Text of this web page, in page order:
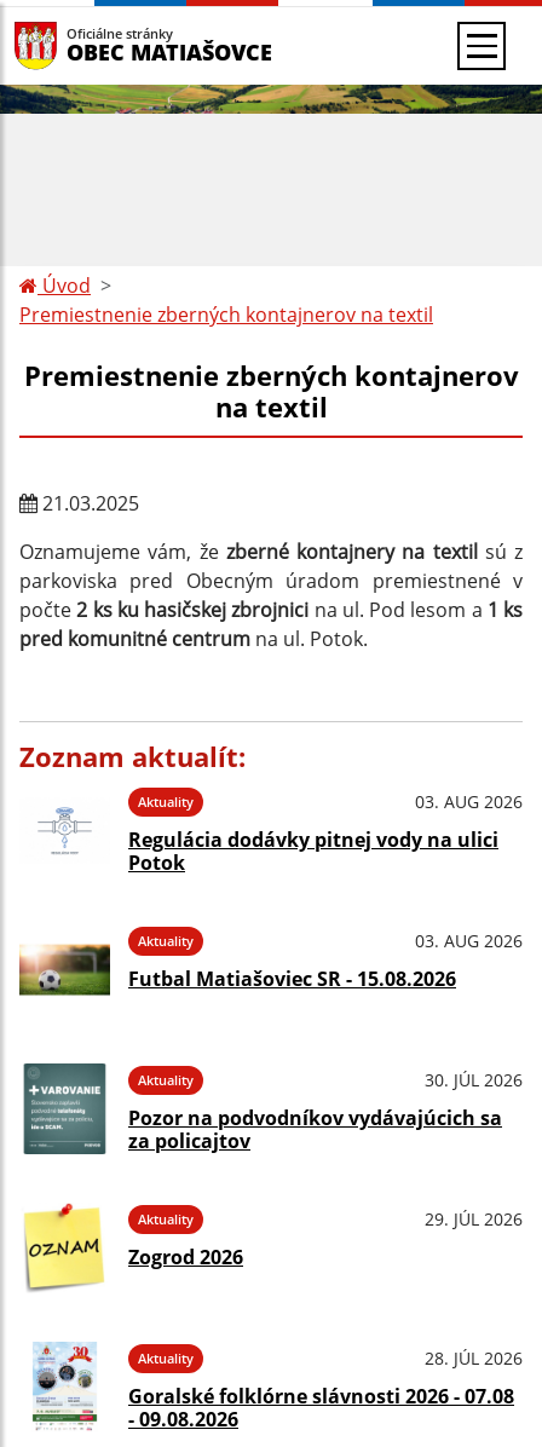
Oficiálne stránky
OBEC MATIAŠOVCE
Úvod
Premiestnenie zberných kontajnerov na textil
Premiestnenie zberných kontajnerov
na textil
21.03.2025
Oznamujeme vám, že zberné kontajnery na textilsú z
parkoviska pred Obecným úradom premiestnené v
počte2 ks ku hasičskej zbrojnici na ul. Pod lesom a 1 ks
pred komunitné centrum na ul. Potok.
Zoznam aktualít:
Aktuality 03. AUG 2026
Regulácia dodávky pitnej vody na ulici
Potok
Aktuality 03. AUG 2026
Futbal Matiašoviec SR - 15.08.2026
Aktuality 30. JÚL 2026
Pozor na podvodníkov vydávajúcich sa
za policajtov
Aktuality 29. JÚL 2026
Zogrod 2026
Aktuality 28. JÚL 2026
Goralské folklórne slávnosti 2026 - 07.08
- 09.08.2026